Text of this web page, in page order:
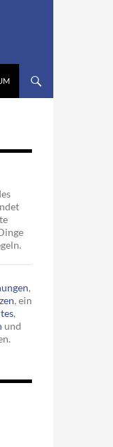
,
, ein
,
und